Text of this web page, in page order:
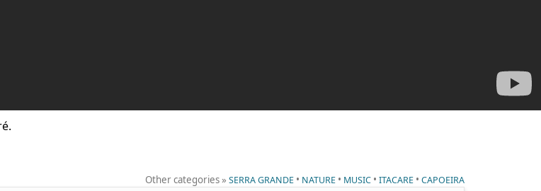
Other categories »SERRA GRANDE • NATURE • MUSIC •ITACARE •CAPOEIRA